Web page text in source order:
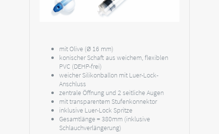
mit Olive (Ø 16 mm)
konischer Schaft aus weichem, flexiblen
PVC (DEHP-frei)
weicher Silikonballon mit Luer-Lock-
Anschluss
zentrale Öffnung und 2 seitliche Augen
mit transparentem Stufenkonnektor
inklusive Luer-Lock Spritze
Gesamtlänge = 380mm (inklusive
Schlauchverlängerung)